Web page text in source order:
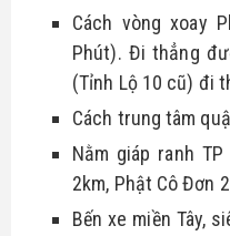
Cách vòng xoay
Phút). Đi thẳng
(Tỉnh Lộ 10 cũ) đi
Cách trung tâm
Nằm giáp ranh
2km, Phật Cô Đơn
Bến xe miền Tây,